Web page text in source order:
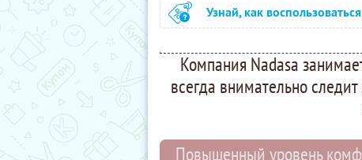
Узнай, как
Компания Nadasa
всегда внимательно
Повышенный уровень